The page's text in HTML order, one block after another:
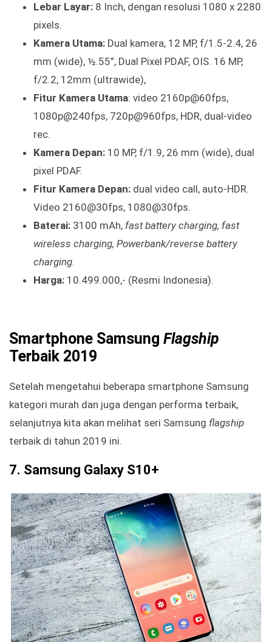
Lebar Layar: 8 Inch, dengan resolusi 1080 x 2280
pixels.
Kamera Utama: Dual kamera, 12 MP, f/1.5-2.4, 26
mm (wide), ½.55”, Dual Pixel PDAF, OIS. 16 MP,
f/2.2, 12mm (ultrawide),
Fitur Kamera Utama: video 2160p@60fps,
1080p@240fps, 720p@960fps, HDR, dual-video
rec.
Kamera Depan: 10 MP, f/1.9, 26 mm (wide), dual
pixel PDAF.
Fitur Kamera Depan: dual video call, auto-HDR.
Video 2160@30fps, 1080@30fps.
Baterai: 3100 mAh, fast battery charging, fast
wireless charging, Powerbank/reverse battery
charging.
Harga: 10.499.000,- (Resmi Indonesia).
Smartphone Samsung Flagship
Terbaik 2019
Setelah mengetahui beberapa smartphone Samsung
kategori murah dan juga dengan performa terbaik,
selanjutnya kita akan melihat seri Samsung flagship
terbaik di tahun 2019 ini.
7. Samsung Galaxy S10+